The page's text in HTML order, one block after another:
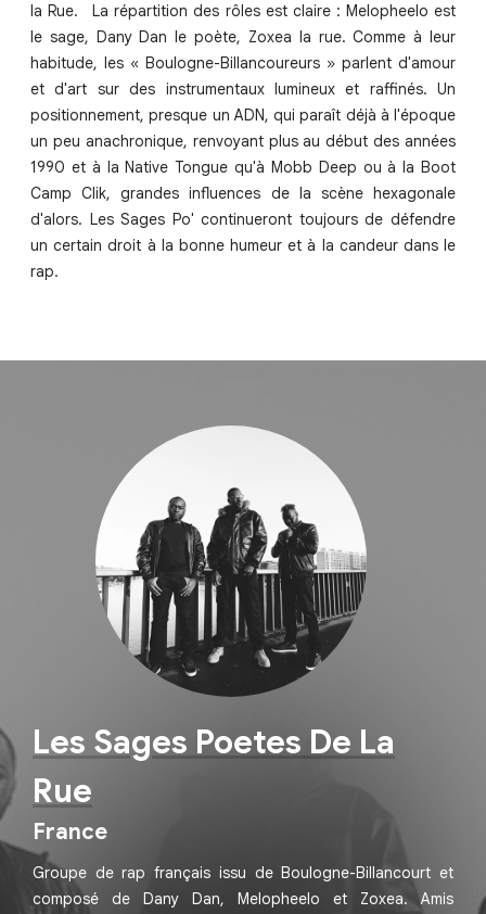
la Rue. La répartition des rôles est claire : Melopheelo est
le sage, Dany Dan le poète, Zoxea la rue. Comme à leur
habitude, les « Boulogne-Billancoureurs » parlent d'amour
et d'art sur des instrumentaux lumineux et raffinés. Un
positionnement, presque un ADN, qui paraît déjà à l'époque
un peu anachronique, renvoyant plus au début des années
1990 et à la Native Tongue qu'à Mobb Deep ou à la Boot
Camp Clik, grandes influences de la scène hexagonale
d'alors. Les Sages Po' continueront toujours de défendre
un certain droit à la bonne humeur et à la candeur dans le
rap.
Les Sages Poetes De La
Rue
France
Groupe de rap français issu de Boulogne-Billancourt et
composé de Dany Dan, Melopheelo et Zoxea. Amis